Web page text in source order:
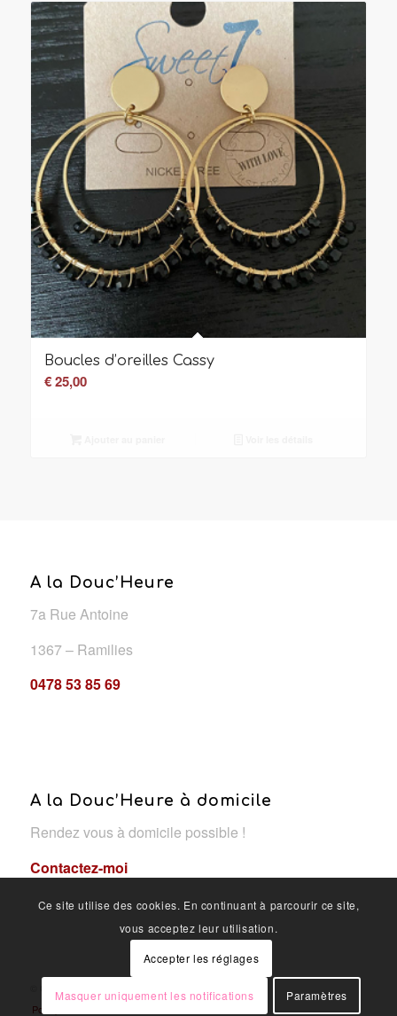
Boucles d’oreilles Cassy
€25,00
A la Douc’Heure
7a Rue Antoine
1367 – Ramilies
0478 53 85 69
A la Douc’Heure à domicile
Rendez vous à domicile possible !
Contactez-moi
Politique de confidentialité
Ce site utilise des cookies. En continuant à parcourir ce site,
vous acceptez leur utilisation.
Accepter les réglages
Masquer uniquement les notifications Paramètres